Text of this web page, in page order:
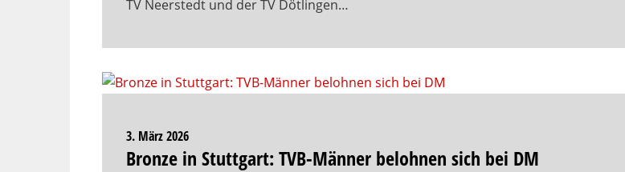
TV Neerstedt und der TV Dötlingen…
3. März 2026
Bronze in Stuttgart: TVB-Männer belohnen sich bei DM